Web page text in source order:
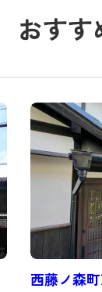
おす
西藤ノ森